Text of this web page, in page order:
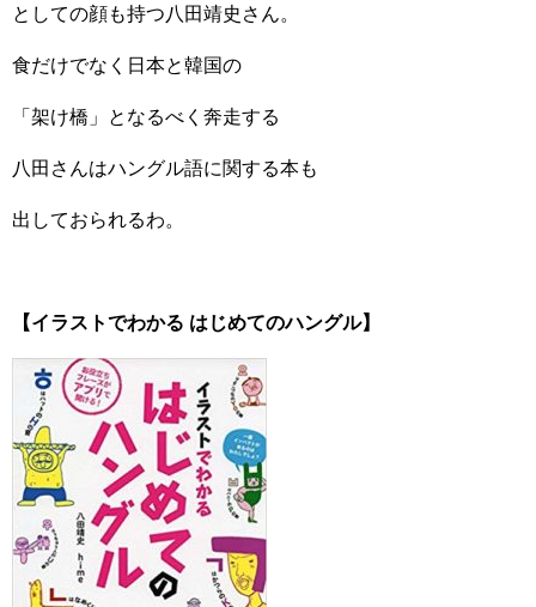
としての顔も持つ八田靖史さん。
食だけでなく日本と韓国の
「架け橋」となるべく奔走する
八田さんはハングル語に関する本も
出しておられるわ。
【イラストでわかる はじめてのハングル】